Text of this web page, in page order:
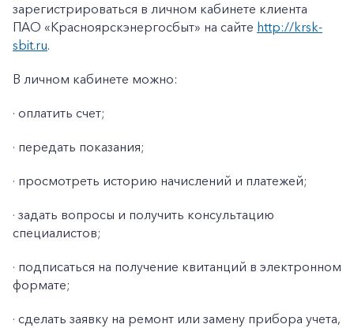
Заказать обратный звонок
зарегистрироваться в личном кабинете клиента
ПАО «Красноярскэнергосбыт» на сайте http://krsk-
sbit.ru.
В личном кабинете можно:
· оплатить счет;
· передать показания;
· просмотреть историю начислений и платежей;
· задать вопросы и получить консультацию
специалистов;
· подписаться на получение квитанций в электронном
формате;
· сделать заявку на ремонт или замену прибора учета,